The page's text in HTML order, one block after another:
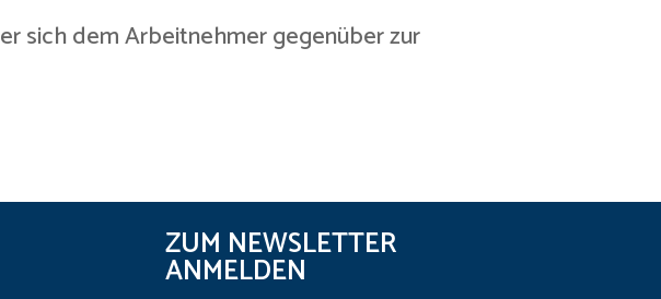
sich dem Arbeitnehmer gegenüber zur
ZUM NEWSLETTER
ANMELDEN